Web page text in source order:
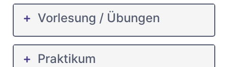
Vorlesung / Übungen
Praktikum